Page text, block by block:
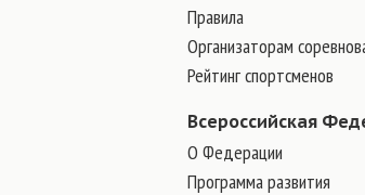
Правила
Организаторам
Рейтинг спортсменов
Всероссийская
О Федерации
Программа развития